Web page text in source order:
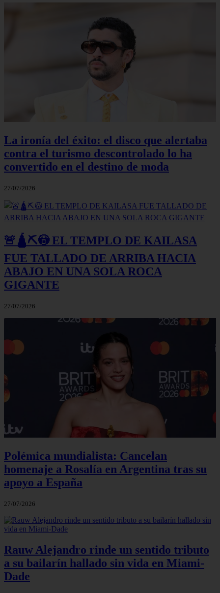
La ironía del éxito: el disco que alertaba
contra el turismo descontrolado lo ha
convertido en el destino de moda
27/07/2026
🚨🛕⛏️😳 EL TEMPLO DE KAILASA
FUE TALLADO DE ARRIBA HACIA
ABAJO EN UNA SOLA ROCA
GIGANTE
27/07/2026
Polémica mundialista: Cancelan
homenaje a Rosalía en Argentina tras su
apoyo a España
27/07/2026
Rauw Alejandro rinde un sentido tributo
a su bailarín hallado sin vida en Miami-
Dade